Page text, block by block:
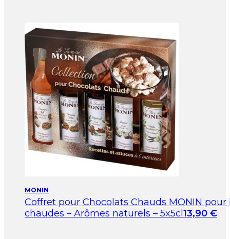
MONIN
Coffret pour Chocolats Chauds MONIN pour
chaudes – Arômes naturels – 5x5cl 13,90 €